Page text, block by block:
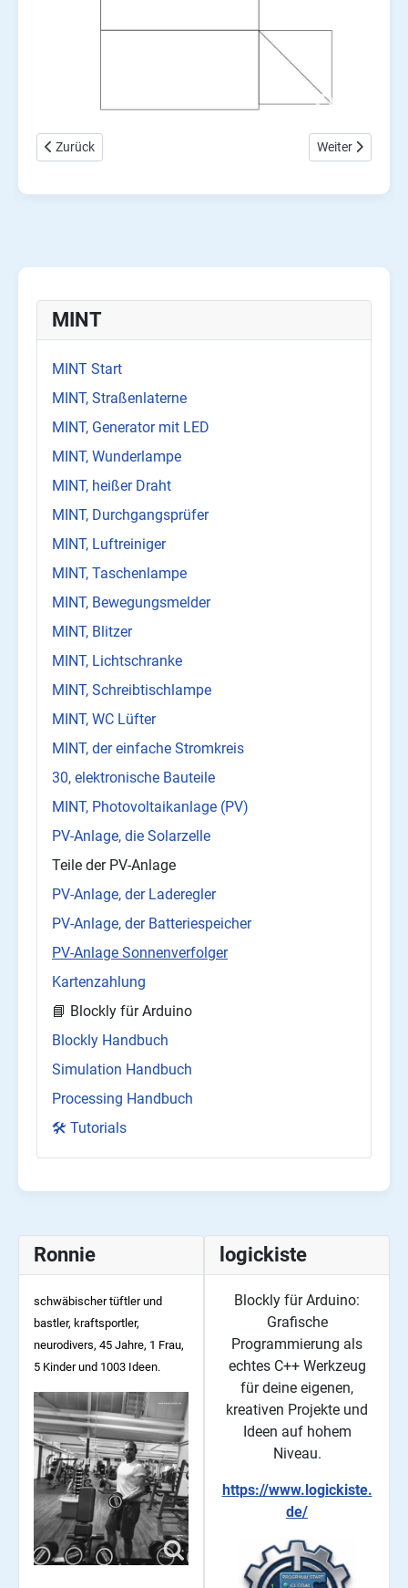
MINT
MINT Start
MINT, Straßenlaterne
MINT, Generator mit LED
MINT, Wunderlampe
MINT, heißer Draht
MINT, Durchgangsprüfer
MINT, Luftreiniger
MINT, Taschenlampe
MINT, Bewegungsmelder
MINT, Blitzer
MINT, Lichtschranke
MINT, Schreibtischlampe
MINT, WC Lüfter
MINT, der einfache Stromkreis
30, elektronische Bauteile
MINT, Photovoltaikanlage (PV)
PV-Anlage, die Solarzelle
Teile der PV-Anlage
PV-Anlage, der Laderegler
PV-Anlage, der Batteriespeicher
PV-Anlage Sonnenverfolger
Kartenzahlung
📘 Blockly für Arduino
Blockly Handbuch
Simulation Handbuch
Processing Handbuch
🛠️ Tutorials
Vorheriger Beitrag: Elektronik verstehen – die wichtigsten
Zurück Nächster
Weiter
Ronnie
schwäbischer tüftler und
bastler, kraftsportler,
neurodivers, 45 Jahre, 1 Frau,
5 Kinder und 1003 Ideen.
logickiste
Blockly für Arduino:
Grafische
Programmierung als
echtes C++ Werkzeug
für deine eigenen,
kreativen Projekte und
Ideen auf hohem
Niveau.
https://www.logickiste.
de/